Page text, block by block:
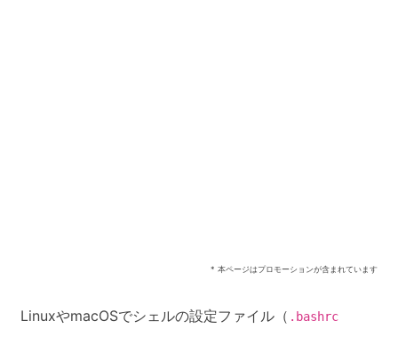
* 本ページはプロモーションが含まれています
LinuxやmacOSでシェルの設定ファイル（ .bashrc